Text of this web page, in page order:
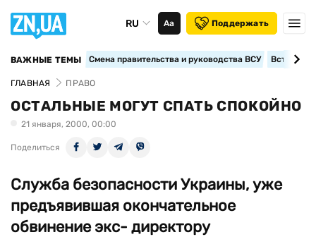
RU Аа Поддержать
ВАЖНЫЕ ТЕМЫ Смена правительства и руководства ВСУ
ГЛАВНАЯ ПРАВО
ОСТАЛЬНЫЕ МОГУТ СПАТЬ СПОКОЙНО
21 января, 2000, 00:00
Поделиться
Служба безопасности Украины, уже
предъявившая окончательное
обвинение экс- директору